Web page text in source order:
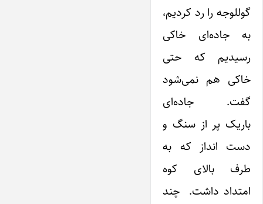
گوللوجه را رد کردیم،
به جاده‌ای خاکی
رسیدیم که حتی
خاکی هم نمی‌شود
گفت. جاده‌ای
باریک پر از سنگ و
دست انداز که به
طرف بالای کوه
امتداد داشت. چند